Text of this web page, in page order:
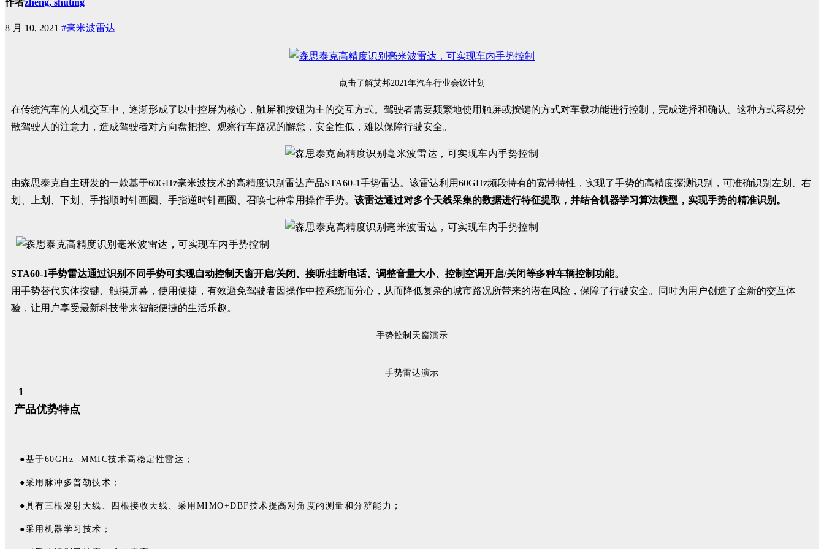
8 月 10, 2021 #毫米波雷达
点击了解艾邦2021年汽车行业会议计划
在传统汽车的人机交互中，逐渐形成了以中控屏为核心，触屏和按钮为主的交互方式。驾驶者需要频繁地使用触屏或按键的方式对车载功能进行控制，完成选择和确认。这种方式容易分
散驾驶人的注意力，造成驾驶者对方向盘把控、观察行车路况的懈怠，安全性低，难以保障行驶安全。
由森思泰克自主研发的一款基于60GHz毫米波技术的高精度识别雷达产品STA60-1手势雷达。该雷达利用60GHz频段特有的宽带特性，实现了手势的高精度探测识别，可准确识别左划、右
划、上划、下划、手指顺时针画圈、手指逆时针画圈、召唤七种常用操作手势。 该雷达通过对多个天线采集的数据进行特征提取，并结合机器学习算法模型，实现手势的精准识别。
STA60-1手势雷达通过识别不同手势可实现自动控制天窗开启/关闭、接听/挂断电话、调整音量大小、控制空调开启/关闭等多种车辆控制功能。
用手势替代实体按键、触摸屏幕，使用便捷，有效避免驾驶者因操作中控系统而分心，从而降低复杂的城市路况所带来的潜在风险，保障了行驶安全。同时为用户创造了全新的交互体
验，让用户享受最新科技带来智能便捷的生活乐趣。
手势控制天窗演示
手势雷达演示
1
产品优势特点
●基于60GHz -MMIC技术高稳定性雷达；
●采用脉冲多普勒技术；
●具有三根发射天线、四根接收天线、采用MIMO+DBF技术提高对角度的测量和分辨能力；
●采用机器学习技术；